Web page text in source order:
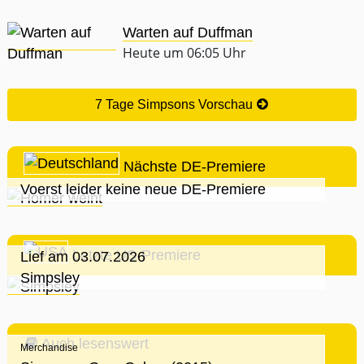
Warten auf Duffman
Heute um 06:05 Uhr
7 Tage Simpsons Vorschau
Nächste DE-Premiere
Voerst leider keine neue DE-Premiere
Letzte US-Premiere
Lief am 03.07.2026
Simpsley
Auch lesenswert
Merchandise